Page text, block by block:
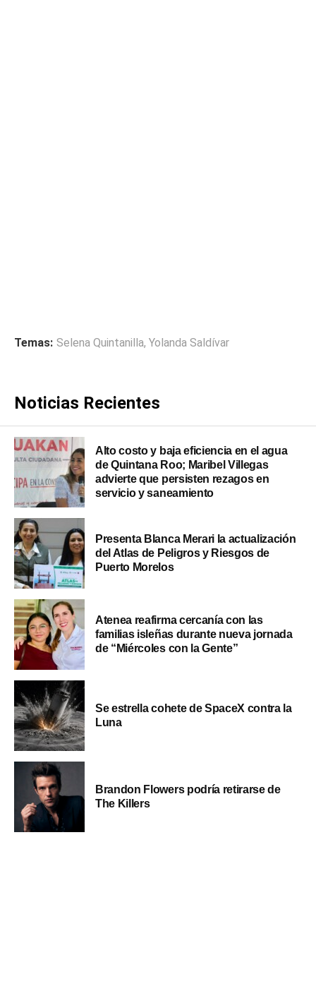
Temas: Selena Quintanilla, Yolanda Saldívar
Noticias Recientes
Alto costo y baja eficiencia en el agua
de Quintana Roo; Maribel Villegas
advierte que persisten rezagos en
servicio y saneamiento
Presenta Blanca Merari la actualización
del Atlas de Peligros y Riesgos de
Puerto Morelos
Atenea reafirma cercanía con las
familias isleñas durante nueva jornada
de “Miércoles con la Gente”
Se estrella cohete de SpaceX contra la
Luna
Brandon Flowers podría retirarse de
The Killers